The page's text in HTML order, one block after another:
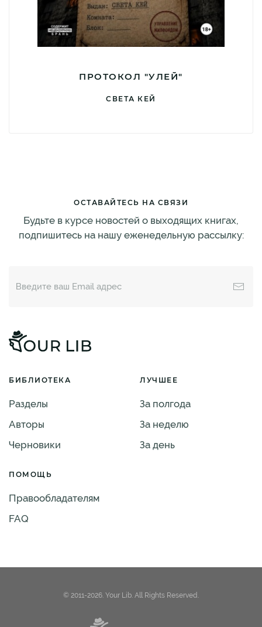
ПРОТОКОЛ "УЛЕЙ"
СВЕТА КЕЙ
ОСТАВАЙТЕСЬ НА СВЯЗИ
Будьте в курсе новостей о выходящих книгах,
подпишитесь на нашу еженедельную рассылку:
БИБЛИОТЕКА
Разделы
Авторы
Черновики
ЛУЧШЕЕ
За полгода
За неделю
За день
ПОМОЩЬ
Правообладателям
FAQ
© 2011-2026. Your Lib. All Rights Reserved.